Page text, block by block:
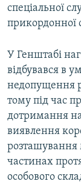
спеціальної
прикордонної
У Генштабі
відбувався в
недопущення
тому під час
дотримання
виявлення
розташування
частинах
особового